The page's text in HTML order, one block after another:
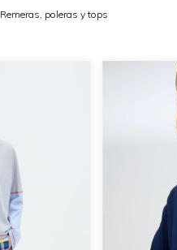
Remeras, poleras y tops